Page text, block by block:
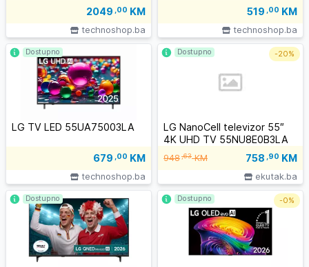
2049 ,00 KM
technoshop.ba
519 ,00 KM
technoshop.ba
LG TV LED 55UA75003LA
679 ,00 KM
technoshop.ba
Dostupno
LG NanoCell televizor 55″
4K UHD TV 55NU8E0B3LA
948,63KM 758 ,90 KM
ekutak.ba
Dostupno -20%
Dostupno Dostupno -0%